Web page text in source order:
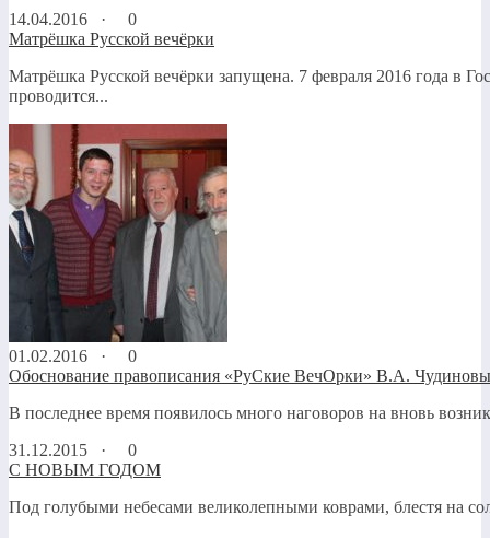
14.04.2016 ·
0
Матрёшка Русской вечёрки
Матрёшка Русской вечёрки запущена. 7 февраля 2016 года
проводится...
01.02.2016 ·
0
Обоснование правописания «РуСкие ВечОрки» В.А.
В последнее время появилось много наговоров на вновь
31.12.2015 ·
0
С НОВЫМ ГОДОМ
Под голубыми небесами великолепными коврами, блестя на